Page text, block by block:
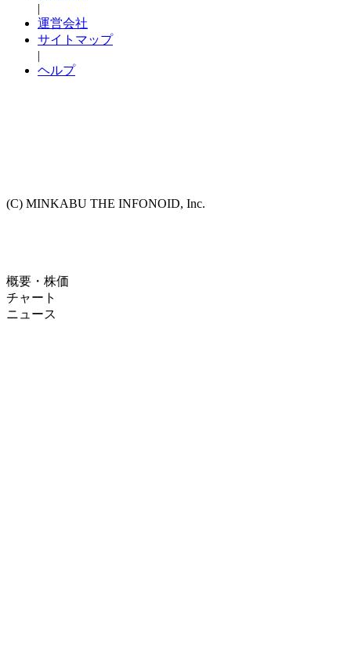
|
運営会社
サイトマップ
|
ヘルプ
(C) MINKABU THE INFONOID, Inc.
概要・株価
チャート
ニュース